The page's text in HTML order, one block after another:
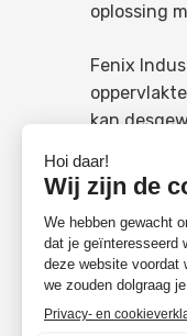
oplossing
Fenix
kan
Aan de
selecteren
van het